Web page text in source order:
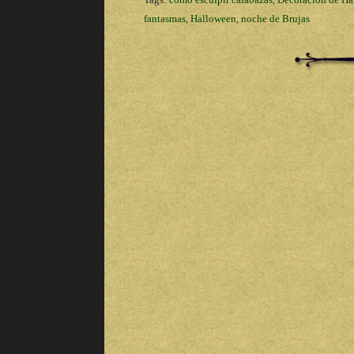
fantasmas, Halloween, noche de Brujas